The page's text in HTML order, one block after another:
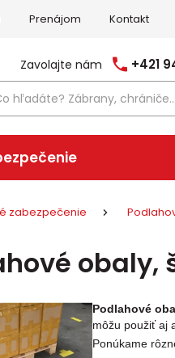
Prenájom Kontakt
Zavolajte nám +421
zabezpečenie
obaly,
Podlahové
môžu použiť aj
Ponúkame